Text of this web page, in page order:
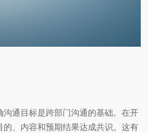
沟通目标是跨部门沟通的基础。在开
、内容和预期结果达成共识。这有